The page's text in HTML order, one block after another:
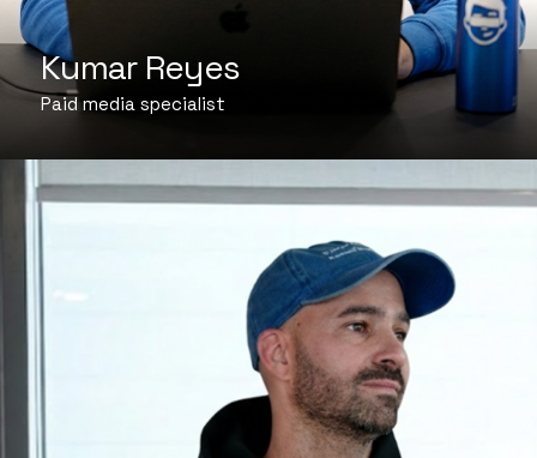
Kumar Reyes
Paid media specialist